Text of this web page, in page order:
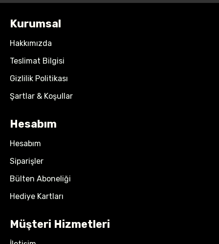
Kurumsal
Hakkımızda
Teslimat Bilgisi
Gizlilik Politikası
Şartlar & Koşullar
Hesabım
Hesabım
Siparişler
Bülten Aboneliği
Hediye Kartları
Müşteri Hizmetleri